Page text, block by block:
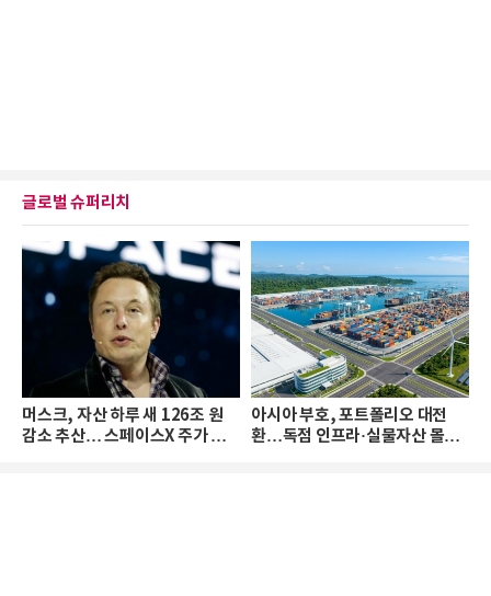
글로벌 슈퍼리치
머스크, 자산 하루 새 126조 원
감소 추산… 스페이스X 주가 하
아시아 부호, 포트폴리오 대전
환…독점 인프라·실물자산 몰린